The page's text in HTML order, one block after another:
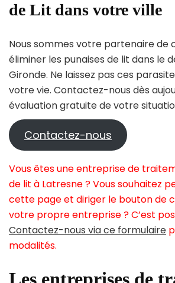
de Lit dans votre ville
Nous sommes votre partenaire de
éliminer les punaises de lit dans le
Gironde. Ne laissez pas ces
votre vie. Contactez-nous dès
évaluation gratuite de votre
Contactez-nous
Vous êtes une entreprise de
de lit à Latresne ? Vous souhaitez
cette page et diriger le bouton de
votre propre entreprise ? C’est
Contactez-nous via ce formulaire
modalités.